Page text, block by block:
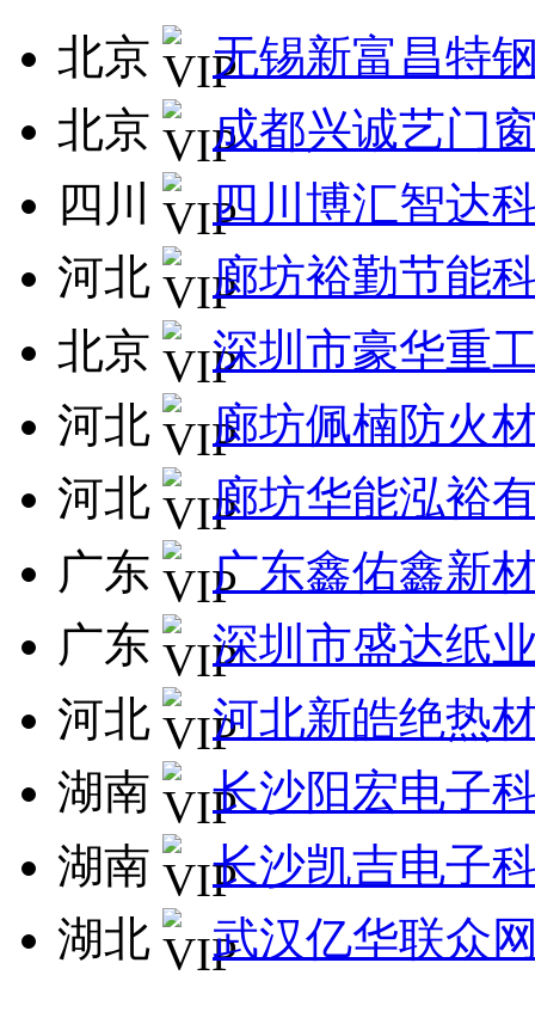
北京
无锡新富昌特
北京
成都兴诚艺门
四川
四川博汇智达
河北
廊坊裕勤节能
北京
深圳市豪华重
河北
廊坊佩楠防火
河北
廊坊华能泓裕
广东
广东鑫佑鑫新
广东
深圳市盛达纸
河北
河北新皓绝热
湖南
长沙阳宏电子
湖南
长沙凯吉电子
湖北
武汉亿华联众